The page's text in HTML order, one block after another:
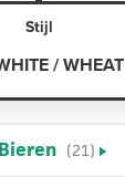
Stijl
/ WHEAT
(21)